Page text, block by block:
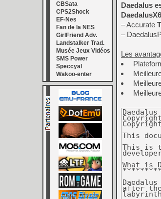
CBSata
CPS2Shock
EF-Nes
Fan de la NES
GirlFriend Adv.
Landstalker Trad.
Musée Jeux Vidéos
SMS Power
Speccyal
Wakoo-enter
Daedalus
– Accurate
–
Les
This
This is
What is
after